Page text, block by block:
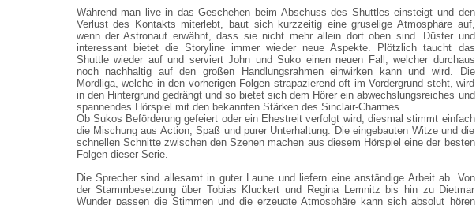
Während man live in das Geschehen beim Abschuss des Shuttles einsteigt und den
Verlust des Kontakts miterlebt, baut sich kurzzeitig eine gruselige Atmosphäre auf,
wenn der Astronaut erwähnt, dass sie nicht mehr allein dort oben sind. Düster und
interessant bietet die Storyline immer wieder neue Aspekte. Plötzlich taucht das
Shuttle wieder auf und serviert John und Suko einen neuen Fall, welcher durchaus
noch nachhaltig auf den großen Handlungsrahmen einwirken kann und wird. Die
Mordliga, welche in den vorherigen Folgen strapazierend oft im Vordergrund steht, wird
in den Hintergrund gedrängt und so bietet sich dem Hörer ein abwechslungsreiches und
spannendes Hörspiel mit den bekannten Stärken des Sinclair-Charmes.
Ob Sukos Beförderung gefeiert oder ein Ehestreit verfolgt wird, diesmal stimmt einfach
die Mischung aus Action, Spaß und purer Unterhaltung. Die eingebauten Witze und die
schnellen Schnitte zwischen den Szenen machen aus diesem Hörspiel eine der besten
Folgen dieser Serie.
Die Sprecher sind allesamt in guter Laune und liefern eine anständige Arbeit ab. Von
der Stammbesetzung über Tobias Kluckert und Regina Lemnitz bis hin zu Dietmar
Wunder passen die Stimmen und die erzeugte Atmosphäre kann sich absolut hören